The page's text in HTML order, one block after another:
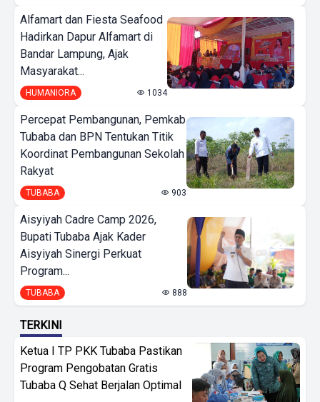
Alfamart dan Fiesta Seafood
Hadirkan Dapur Alfamart di
Bandar Lampung, Ajak
Masyarakat...
HUMANIORA 1034
Percepat Pembangunan, Pemkab
Tubaba dan BPN Tentukan Titik
Koordinat Pembangunan Sekolah
Rakyat
TUBABA 903
Aisyiyah Cadre Camp 2026,
Bupati Tubaba Ajak Kader
Aisyiyah Sinergi Perkuat
Program...
TUBABA 888
TERKINI
Ketua I TP PKK Tubaba Pastikan
Program Pengobatan Gratis
Tubaba Q Sehat Berjalan Optimal